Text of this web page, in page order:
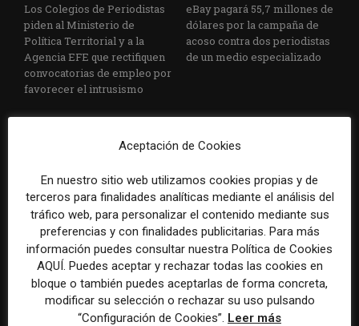
Los Colegios de Periodistas
piden al Ministerio de
Política Territorial y a la
Agencia EFE que rectifiquen
convocatorias de empleo por
favorecer el intrusismo
eBay pagará 55,7 millones de
dólares por la campaña de
acoso contra dos periodistas
de un medio especializado
EFE publica una guía para
integrar la inteligencia
artificial en sus procesos
informativos con supervisión
humana
Substack incorpora una
herramienta que estima
cuánto contenido ha sido
escrito con inteligencia
artificial
Aceptación de Cookies
En nuestro sitio web utilizamos cookies propias y de
terceros para finalidades analíticas mediante el análisis del
tráfico web, para personalizar el contenido mediante sus
preferencias y con finalidades publicitarias. Para más
información puedes consultar nuestra Política de Cookies
AQUÍ. Puedes aceptar y rechazar todas las cookies en
bloque o también puedes aceptarlas de forma concreta,
modificar su selección o rechazar su uso pulsando
“Configuración de Cookies”. Leer más